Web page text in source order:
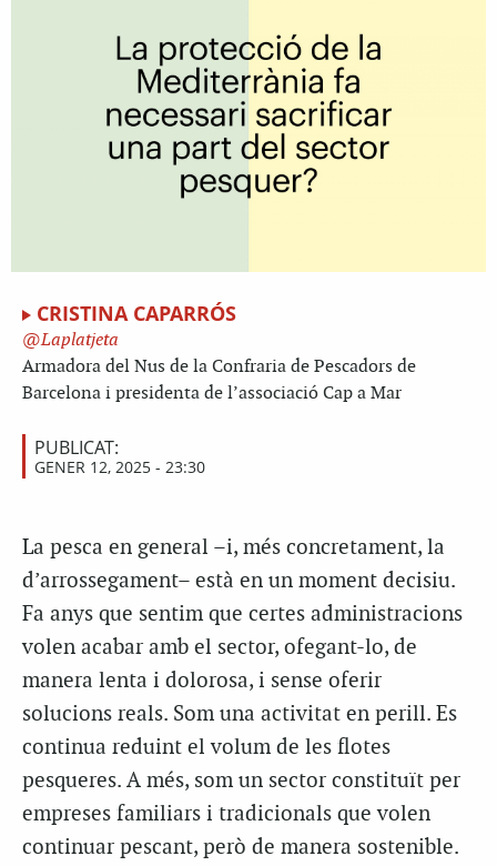
CRISTINA CAPARRÓS
Laplatjeta
Armadora del Nus de la Confraria de Pescadors de
Barcelona i presidenta de l’associació Cap a Mar
PUBLICAT:
GENER 12, 2025 - 23:30
La pesca en general –i, més concretament, la
d’arrossegament– està en un moment decisiu.
Fa anys que sentim que certes administracions
volen acabar amb el sector, ofegant-lo, de
manera lenta i dolorosa, i sense oferir
solucions reals. Som una activitat en perill. Es
continua reduint el volum de les flotes
pesqueres. A més, som un sector constituït per
empreses familiars i tradicionals que volen
continuar pescant, però de manera sostenible.